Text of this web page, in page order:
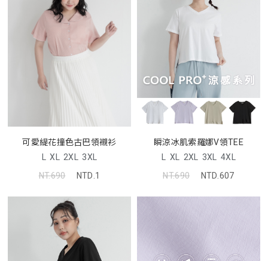
可愛緹花撞色古巴領襯衫
L XL 2XL 3XL
NT.690
NTD.1
瞬涼冰肌索羅娜V領TEE
L XL 2XL 3XL 4XL
NT.690
NTD.607